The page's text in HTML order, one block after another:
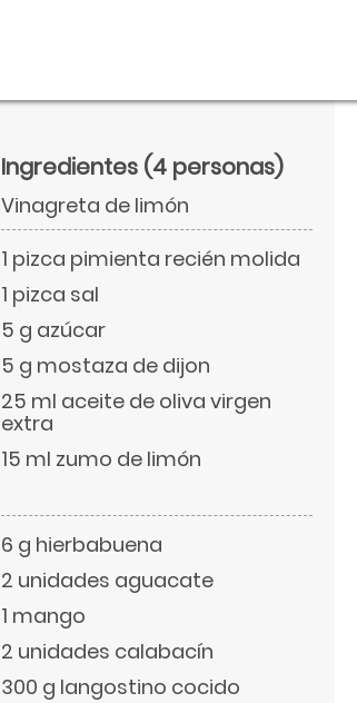
Ingredientes (4 personas)
Vinagreta de limón
1 pizca pimienta recién molida
1 pizca sal
5 g azúcar
5 g mostaza de dijon
25 ml aceite de oliva virgen
extra
15 ml zumo de limón
6 g hierbabuena
2 unidades aguacate
1 mango
2 unidades calabacín
300 g langostino cocido